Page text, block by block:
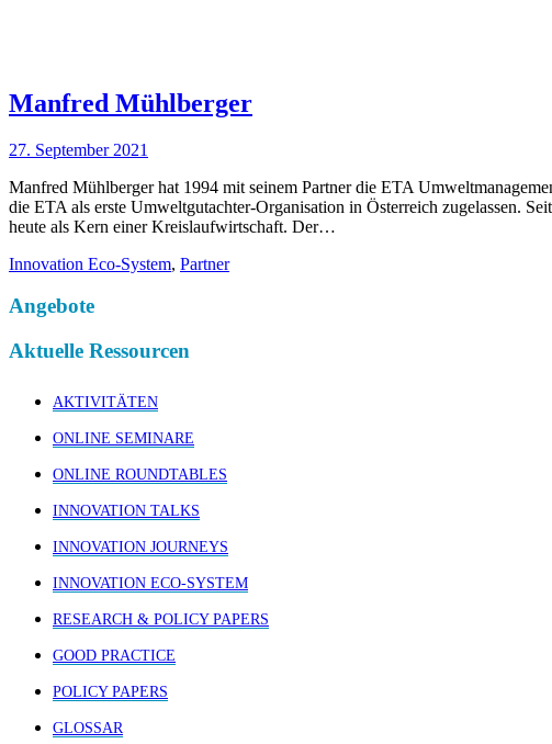
Manfred Mühlberger
27. September 2021
Manfred Mühlberger hat 1994 mit seinem Partner die ETA
die ETA als erste Umweltgutachter-Organisation in Österreich zugelassen.
heute als Kern einer Kreislaufwirtschaft. Der…
Innovation Eco-System, Partner
Angebote
Aktuelle Ressourcen
AKTIVITÄTEN
ONLINE SEMINARE
ONLINE ROUNDTABLES
INNOVATION TALKS
INNOVATION JOURNEYS
INNOVATION ECO-SYSTEM
RESEARCH & POLICY PAPERS
GOOD PRACTICE
POLICY PAPERS
GLOSSAR